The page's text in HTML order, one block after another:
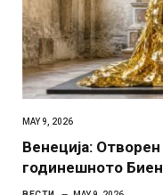
MAY 9, 2026
Венеција:
годинешното